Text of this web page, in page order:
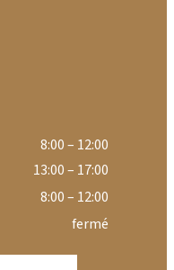
8:00 – 12:00
13:00 – 17:00
8:00 – 12:00
fermé